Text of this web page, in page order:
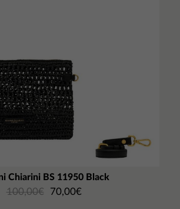
Chiarini BS 11950 Black
100,00€ 70,00€